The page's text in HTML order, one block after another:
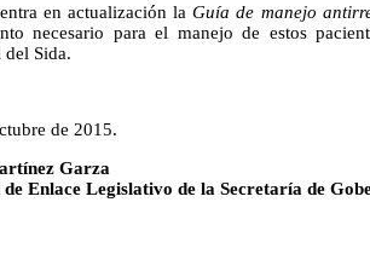
en actualización laGuía de manejo
necesario para el manejo de estos
Sida.
de 2015.
Garza
Enlace Legislativo de la Secretaría de